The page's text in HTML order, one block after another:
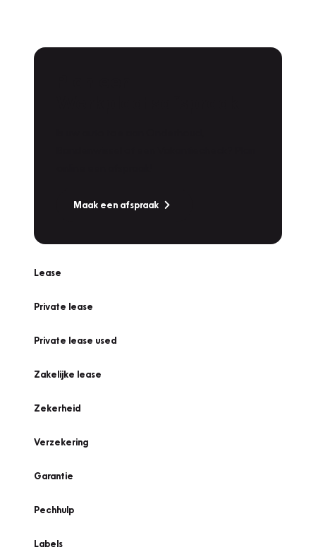
Maak een afspraak
Lease
Private lease
Private lease used
Zakelijke lease
Zekerheid
Verzekering
Garantie
Pechhulp
Labels